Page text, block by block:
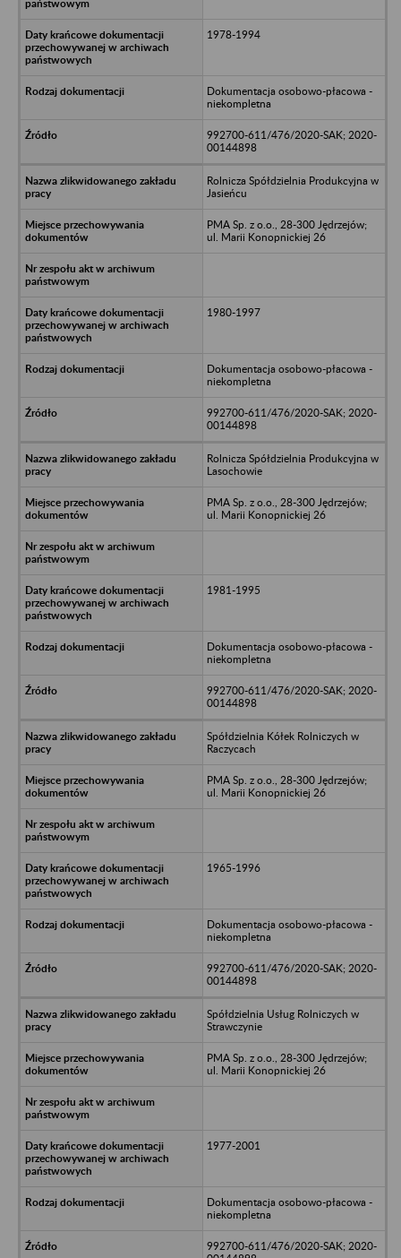
1978-1994
Dokumentacja osobowo-płacowa -
niekompletna
992700-611/476/2020-SAK; 2020-
00144898
Rolnicza Spółdzielnia Produkcyjna w
Jasieńcu
PMA Sp. z o.o., 28-300 Jędrzejów;
ul. Marii Konopnickiej 26
1980-1997
Dokumentacja osobowo-płacowa -
niekompletna
992700-611/476/2020-SAK; 2020-
00144898
Rolnicza Spółdzielnia Produkcyjna w
Lasochowie
PMA Sp. z o.o., 28-300 Jędrzejów;
ul. Marii Konopnickiej 26
1981-1995
Dokumentacja osobowo-płacowa -
niekompletna
992700-611/476/2020-SAK; 2020-
00144898
Spółdzielnia Kółek Rolniczych w
Raczycach
PMA Sp. z o.o., 28-300 Jędrzejów;
ul. Marii Konopnickiej 26
1965-1996
Dokumentacja osobowo-płacowa -
niekompletna
992700-611/476/2020-SAK; 2020-
00144898
Spółdzielnia Usług Rolniczych w
Strawczynie
PMA Sp. z o.o., 28-300 Jędrzejów;
ul. Marii Konopnickiej 26
1977-2001
Dokumentacja osobowo-płacowa -
niekompletna
992700-611/476/2020-SAK; 2020-